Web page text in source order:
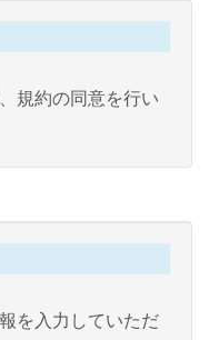
規約の同意を行い
を入力していただ